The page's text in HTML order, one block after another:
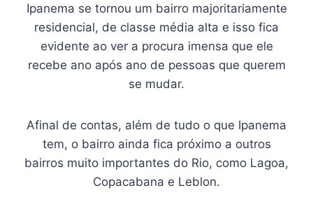
Ipanema se tornou um bairro majoritariamente
residencial, de classe média alta e isso fica
evidente ao ver a procura imensa que ele
recebe ano após ano de pessoas que querem
se mudar.
Afinal de contas, além de tudo o que Ipanema
tem, o bairro ainda fica próximo a outros
bairros muito importantes do Rio, como Lagoa,
Copacabana e Leblon.